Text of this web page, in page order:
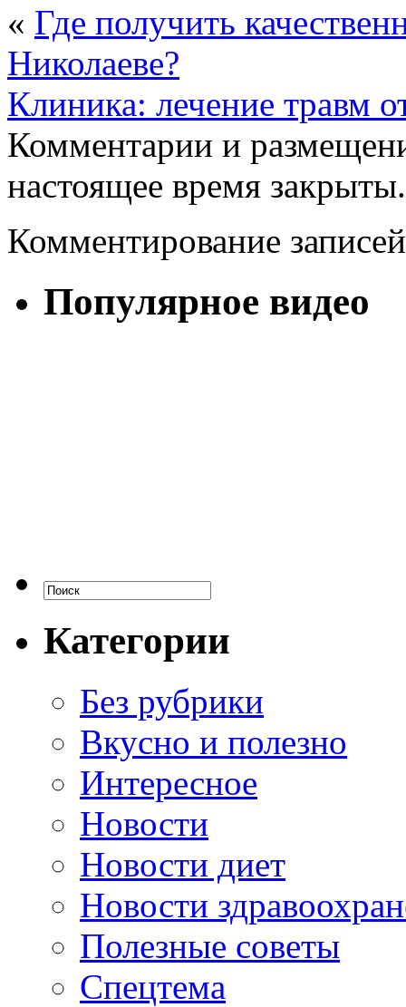
« Где получить
Николаеве?
Клиника: лечение травм
Комментарии и
настоящее время закрыты.
Комментирование
Популярное видео
Категории
Без рубрики
Вкусно и полезно
Интересное
Новости
Новости диет
Новости
Полезные советы
Спецтема